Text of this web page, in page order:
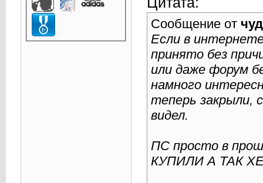
Сообщение от
Если в
принято без
или даже форум
намного
теперь закрыли,
видел.
ПС просто в
КУПИЛИ А ТАК